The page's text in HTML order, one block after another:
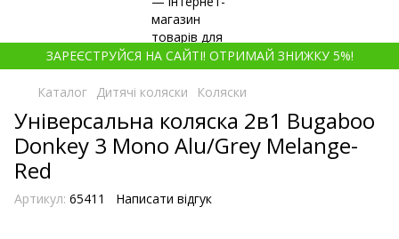
ЗАРЕЄСТРУЙСЯ НА САЙТІ! ОТРИМАЙ ЗНИЖКУ 5%!
Каталог Дитячі коляски Коляски
Універсальна коляска 2в1 Bugaboo
Donkey 3 Mono Alu/Grey Melange-
Red
Артикул: 65411 Написати відгук